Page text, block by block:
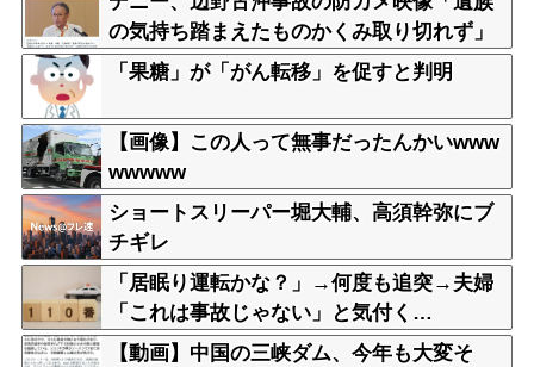
の気持ち踏まえたものかくみ取り切れず」
「果糖」が「がん転移」を促すと判明
【画像】この人って無事だったんかいwww
wwwww
ショートスリーパー堀大輔、高須幹弥にブ
チギレ
「居眠り運転かな？」→何度も追突→夫婦
「これは事故じゃない」と気付く…
【動画】中国の三峡ダム、今年も大変そ